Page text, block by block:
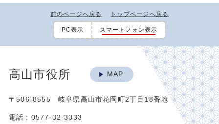
前のページへ戻る トップページへ戻る
PC表示 スマートフォン表示
高山市役所 MAP
〒506-8555 岐阜県高山市花岡町2丁目18番地
電話：0577-32-3333